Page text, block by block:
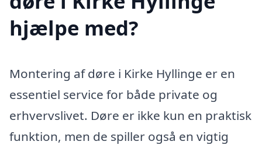
hjælpe med?
Montering af døre i Kirke Hyllinge er en
essentiel service for både private og
erhvervslivet. Døre er ikke kun en praktisk
funktion, men de spiller også en vigtig